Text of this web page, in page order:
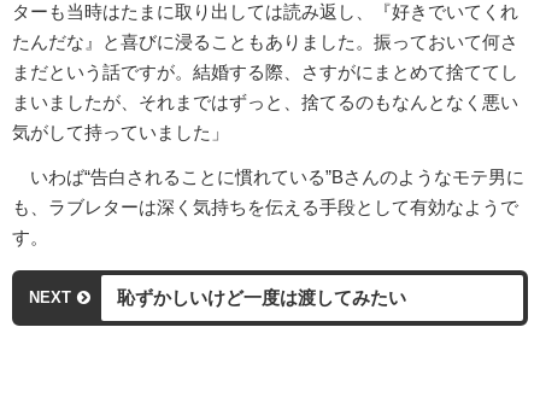
ターも当時はたまに取り出しては読み返し、『好きでいてくれ
たんだな』と喜びに浸ることもありました。振っておいて何さ
まだという話ですが。結婚する際、さすがにまとめて捨ててし
まいましたが、それまではずっと、捨てるのもなんとなく悪い
気がして持っていました」
いわば“告白されることに慣れている”Bさんのようなモテ男に
も、ラブレターは深く気持ちを伝える手段として有効なようで
す。
NEXT 恥ずかしいけど一度は渡してみたい